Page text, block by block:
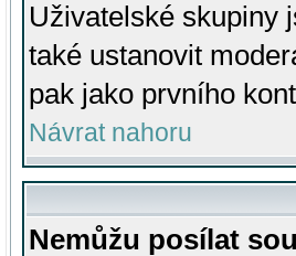
Uživatelské skupiny
také ustanovit
pak jako prvního
Návrat nahoru
Nemůžu posílat